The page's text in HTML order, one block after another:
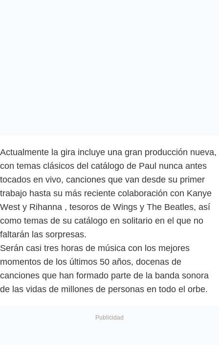
Actualmente la gira incluye una gran producción nueva,
con temas clásicos del catálogo de Paul nunca antes
tocados en vivo, canciones que van desde su primer
trabajo hasta su más reciente colaboración con Kanye
West y Rihanna , tesoros de Wings y The Beatles, así
como temas de su catálogo en solitario en el que no
faltarán las sorpresas.
Serán casi tres horas de música con los mejores
momentos de los últimos 50 años, docenas de
canciones que han formado parte de la banda sonora
de las vidas de millones de personas en todo el orbe.